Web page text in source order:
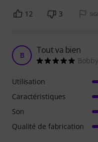
12 3
B Tout va bien
Utilisation
Caractéristiques
Son
Qualité de fabrication